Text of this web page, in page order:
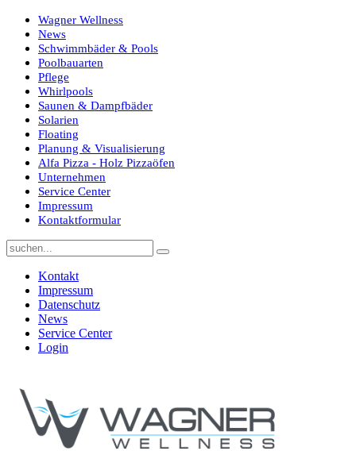
Wagner Wellness
News
Schwimmbäder & Pools
Poolbauarten
Pflege
Whirlpools
Saunen & Dampfbäder
Solarien
Floating
Planung & Visualisierung
Alfa Pizza - Holz Pizzaöfen
Unternehmen
Service Center
Impressum
Kontaktformular
Kontakt
Impressum
Datenschutz
News
Service Center
Login